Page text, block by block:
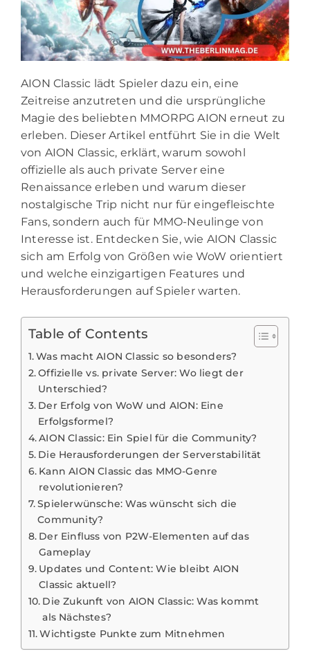
AION Classic lädt Spieler dazu ein, eine
Zeitreise anzutreten und die ursprüngliche
Magie des beliebten MMORPG AION erneut zu
erleben. Dieser Artikel entführt Sie in die Welt
von AION Classic, erklärt, warum sowohl
offizielle als auch private Server eine
Renaissance erleben und warum dieser
nostalgische Trip nicht nur für eingefleischte
Fans, sondern auch für MMO-Neulinge von
Interesse ist. Entdecken Sie, wie AION Classic
sich am Erfolg von Größen wie WoW orientiert
und welche einzigartigen Features und
Herausforderungen auf Spieler warten.
Table of Contents
Was macht AION Classic so besonders?
Offizielle vs. private Server: Wo liegt der
Unterschied?
Der Erfolg von WoW und AION: Eine
Erfolgsformel?
AION Classic: Ein Spiel für die Community?
Die Herausforderungen der Serverstabilität
Kann AION Classic das MMO-Genre
revolutionieren?
Spielerwünsche: Was wünscht sich die
Community?
Der Einfluss von P2W-Elementen auf das
Gameplay
Updates und Content: Wie bleibt AION
Classic aktuell?
Die Zukunft von AION Classic: Was kommt
als Nächstes?
Wichtigste Punkte zum Mitnehmen